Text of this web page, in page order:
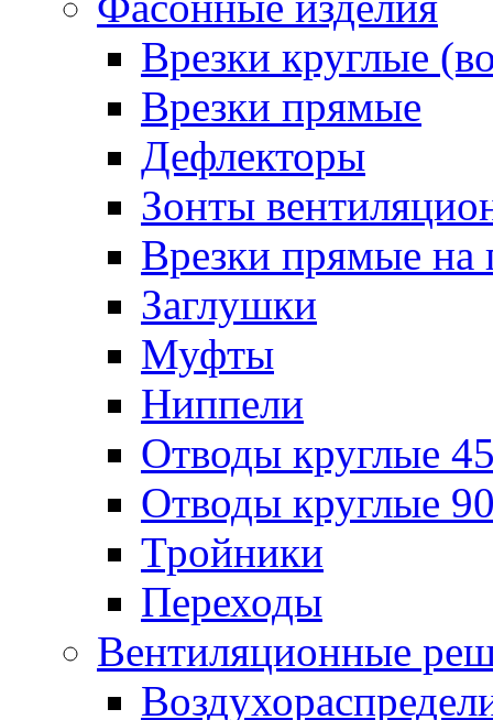
Врезки круглые
Врезки прямые
Дефлекторы
Зонты
Врезки прямые на
Заглушки
Муфты
Ниппели
Отводы круглые
Отводы круглые
Тройники
Переходы
Вентиляционные